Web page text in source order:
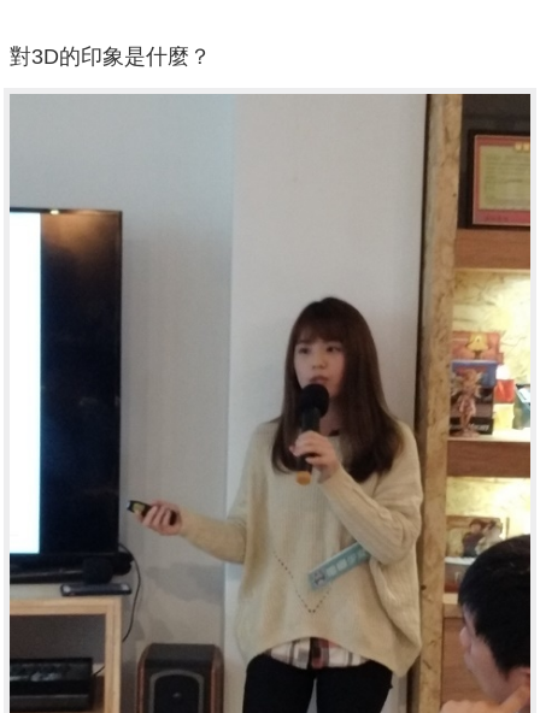
對3D的印象是什麼？